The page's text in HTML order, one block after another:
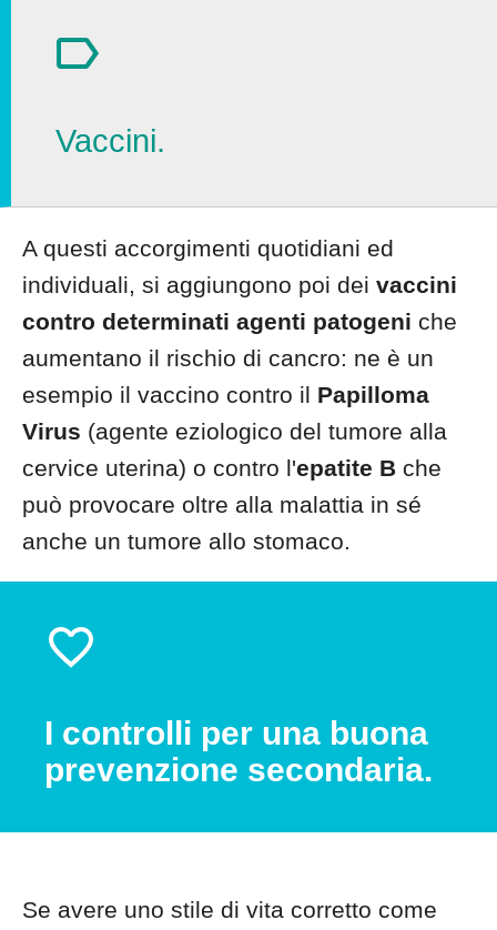
Vaccini.
A questi accorgimenti quotidiani ed
individuali, si aggiungono poi dei vaccini
contro determinati agenti patogeni che
aumentano il rischio di cancro: ne è un
esempio il vaccino contro il Papilloma
Virus (agente eziologico del tumore alla
cervice uterina) o contro l'epatite B che
può provocare oltre alla malattia in sé
anche un tumore allo stomaco.
I controlli per una buona
prevenzione secondaria.
Se avere uno stile di vita corretto come